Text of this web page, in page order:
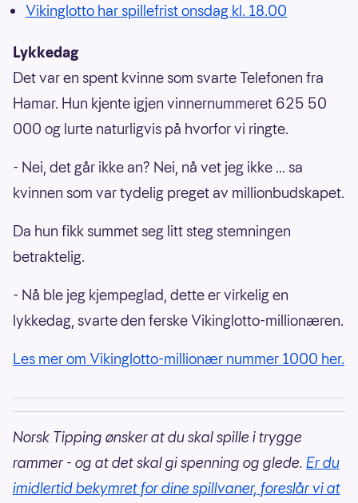
Vikinglotto har spillefrist onsdag kl. 18.00
Lykkedag
Det var en spent kvinne som svarte Telefonen fra
Hamar. Hun kjente igjen vinnernummeret 625 50
000 og lurte naturligvis på hvorfor vi ringte.
- Nei, det går ikke an? Nei, nå vet jeg ikke ... sa
kvinnen som var tydelig preget av millionbudskapet.
Da hun fikk summet seg litt steg stemningen
betraktelig.
- Nå ble jeg kjempeglad, dette er virkelig en
lykkedag, svarte den ferske Vikinglotto-millionæren.
Les mer om Vikinglotto-millionær nummer 1000 her.
Norsk Tipping ønsker at du skal spille i trygge
rammer - og at det skal gi spenning og glede. Er du
imidlertid bekymret for dine spillvaner, foreslår vi at